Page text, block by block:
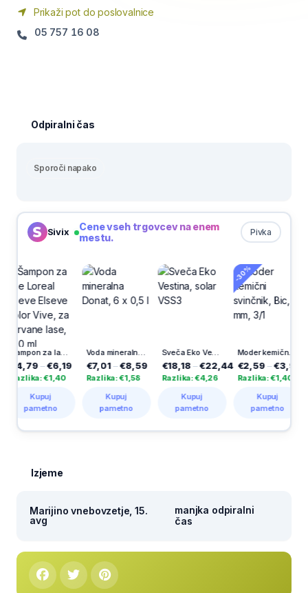
Prikaži pot do poslovalnice
05 757 16 08
Odpiralni čas
Sporoči napako
Sivix Pivka
Cene vseh trgovcev na enem
mestu.
Šampon za lase Loreal Elseve Elseve Color Vive, za barvane lase, 400 ml
–€6,19
€1,40
Kupuj
pametno
Voda mineralna Donat, 6 x 0,5 l
€7,01– €8,59
Razlika: €1,58
Kupuj
pametno
Sveča Eko Vestina, solar VSS3
€18,18– €22,44
Razlika: €4,26
Kupuj
pametno
-30%
Moder kemični svinčnik, Bic, 1 mm, 3/1
€2,59–€3,99
Razlika: €1,40
Kupuj
pametno
Izjeme
Marijino vnebovzetje, 15.
avg
manjka odpiralni
čas